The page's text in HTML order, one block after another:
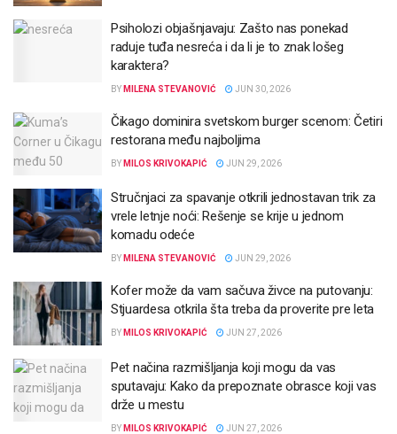
Psiholozi objašnjavaju: Zašto nas ponekad
raduje tuđa nesreća i da li je to znak lošeg
karaktera?
BY MILENA STEVANOVIĆ JUN 30, 2026
Čikago dominira svetskom burger scenom: Četiri
restorana među najboljima
BY MILOS KRIVOKAPIĆ JUN 29, 2026
Stručnjaci za spavanje otkrili jednostavan trik za
vrele letnje noći: Rešenje se krije u jednom
komadu odeće
BY MILENA STEVANOVIĆ JUN 29, 2026
Kofer može da vam sačuva živce na putovanju:
Stjuardesa otkrila šta treba da proverite pre leta
BY MILOS KRIVOKAPIĆ JUN 27, 2026
Pet načina razmišljanja koji mogu da vas
sputavaju: Kako da prepoznate obrasce koji vas
drže u mestu
BY MILOS KRIVOKAPIĆ JUN 27, 2026